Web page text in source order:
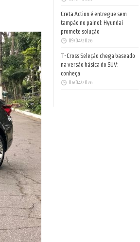
Creta Action é entregue sem
tampão no painel: Hyundai
promete solução
09/04/2026
T-Cross Seleção chega baseado
na versão básica do SUV:
conheça
06/04/2026